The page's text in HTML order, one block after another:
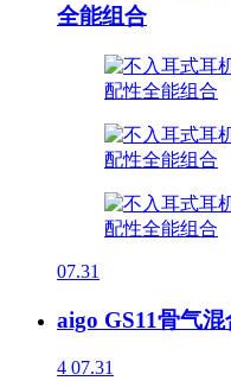
全能组合
07.31
aigo GS11骨气
4 07.31